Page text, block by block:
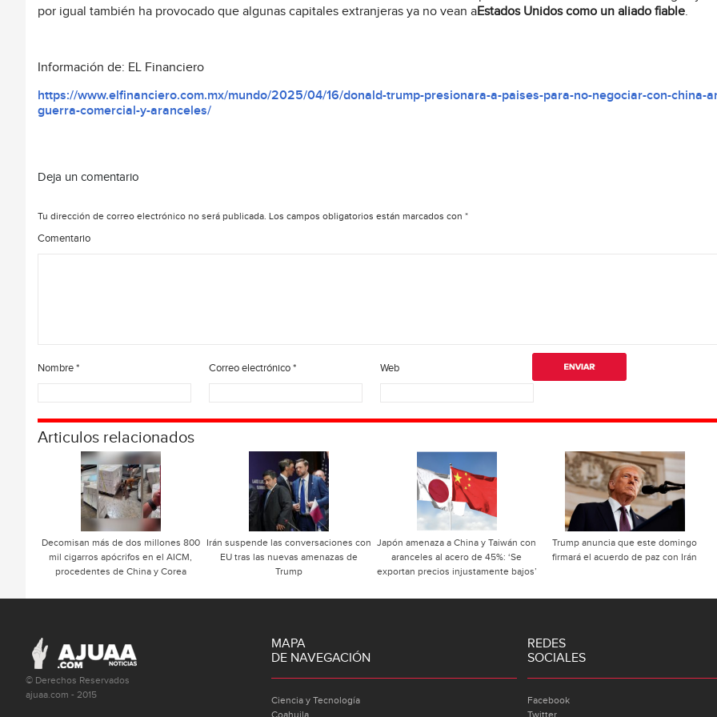
por igual también ha provocado que algunas capitales extranjeras ya no vean aEstados Unidos como un aliado fiable.
Información de: EL Financiero
https://www.elfinanciero.com.mx/mundo/2025/04/16/donald-trump-presionara-a-paises-para-no-negociar-con-china-
guerra-comercial-y-aranceles/
Deja un comentario
Tu dirección de correo electrónico no será publicada. Los campos obligatorios están marcados con *
Comentario
Nombre* Correo electrónico* Web
Articulos relacionados
Decomisan más de dos millones 800
mil cigarros apócrifos en el AICM,
procedentes de China y Corea
Irán suspende las conversaciones con
EU tras las nuevas amenazas de
Trump
Japón amenaza a China y Taiwán con
aranceles al acero de 45%: ‘Se
exportan precios injustamente bajos’
Trump anuncia que este domingo
firmará el acuerdo de paz con Irán
© Derechos Reservados
ajuaa.com - 2015
MAPA
DE NAVEGACIÓN
Ciencia y Tecnología
REDES
SOCIALES
Facebook